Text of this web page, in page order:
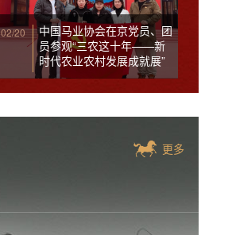
02/20
中国马业协会在京党员、团
员参观“三农这十年——新
时代农业农村发展成就展”
更多